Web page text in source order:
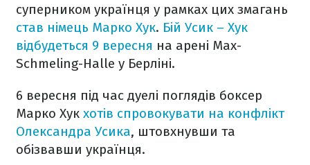
суперником українця у рамках цих змагань
став німець Марко Хук. Бій Усик – Хук
відбудеться 9 вересня на арені Max-
Schmeling-Halle у Берліні.
6 вересня під час дуелі поглядів боксер
Марко Хук хотів спровокувати на конфлікт
Олександра Усика, штовхнувши та
обізвавши українця.